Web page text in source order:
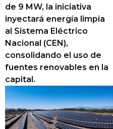
de 9 MW, la iniciativa
inyectará energía limpia
al Sistema Eléctrico
Nacional (CEN),
consolidando el uso de
fuentes renovables en la
capital.